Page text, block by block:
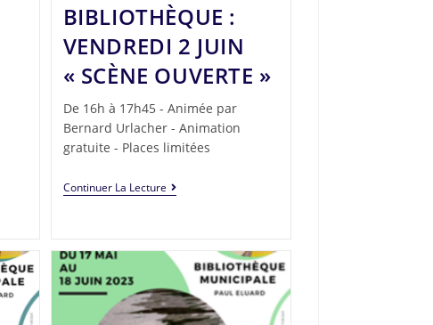
BIBLIOTHÈQUE :
VENDREDI 2 JUIN
« SCÈNE OUVERTE »
De 16h à 17h45 - Animée par
Bernard Urlacher - Animation
gratuite - Places limitées
Continuer La Lecture